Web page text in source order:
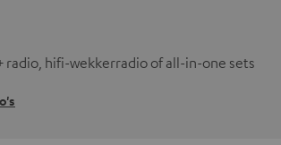
radio, hifi-wekkerradio of all-in-one sets